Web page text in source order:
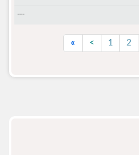
---
« < 1 2